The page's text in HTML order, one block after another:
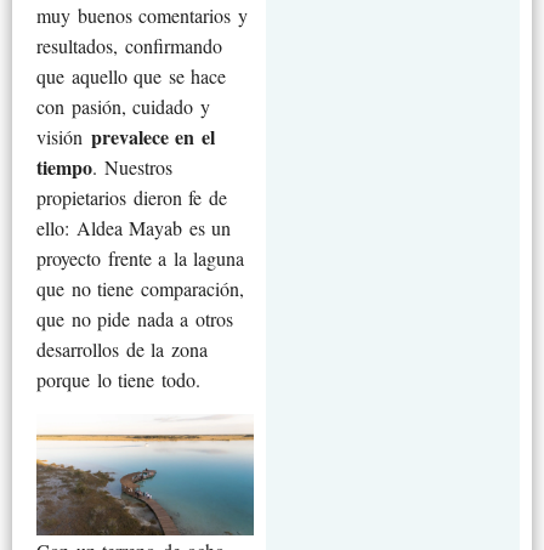
muy buenos comentarios y
resultados, confirmando
que aquello que se hace
con pasión, cuidado y
visión prevalece en el
tiempo. Nuestros
propietarios dieron fe de
ello: Aldea Mayab es un
proyecto frente a la laguna
que no tiene comparación,
que no pide nada a otros
desarrollos de la zona
porque lo tiene todo.